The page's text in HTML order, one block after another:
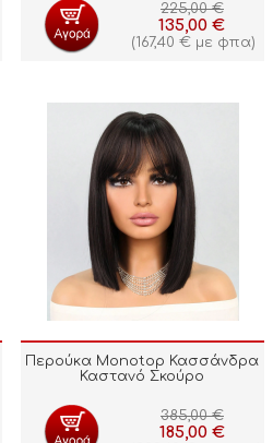
225,00 €
135,00 €
(167,40 € με φπα)
Περούκα Monotop Κασσάνδρα
Καστανό Σκούρο
385,00 €
185,00 €